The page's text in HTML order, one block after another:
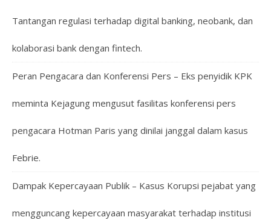
Tantangan regulasi terhadap digital banking, neobank, dan
kolaborasi bank dengan fintech.
Peran Pengacara dan Konferensi Pers – Eks penyidik KPK
meminta Kejagung mengusut fasilitas konferensi pers
pengacara Hotman Paris yang dinilai janggal dalam kasus
Febrie.
Dampak Kepercayaan Publik – Kasus Korupsi pejabat yang
mengguncang kepercayaan masyarakat terhadap institusi